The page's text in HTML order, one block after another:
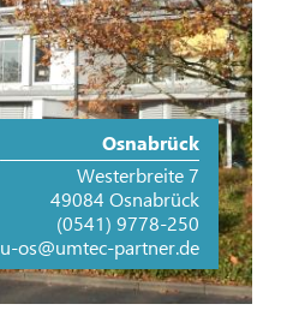
Osnabrück
Westerbreite 7
49084 Osnabrück
(0541) 9778-250
u-os@umtec-partner.de